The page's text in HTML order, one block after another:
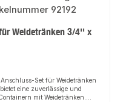
Weidetränken 3/4'' x
Set für Weidetränken
eine zuverlässige und
mit Weidetränken.